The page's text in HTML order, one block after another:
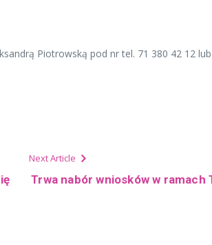
Piotrowską pod nr tel. 71 380 42 12
Next Article
Trwa nabór wniosków w